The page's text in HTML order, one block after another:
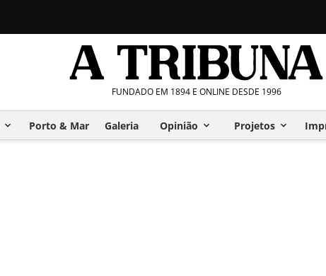
FUNDADO EM 1894 E ONLINE DESDE 1996
Porto & Mar Galeria Opinião Projetos